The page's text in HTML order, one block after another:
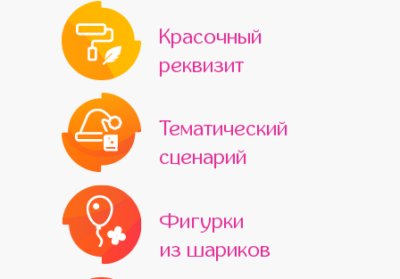
Красочный
реквизит
Тематический
сценарий
Фигурки
из шариков